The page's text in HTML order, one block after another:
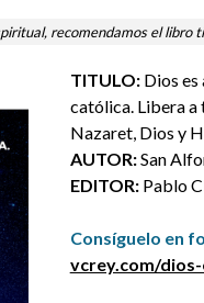
recomendamos el libro
TITULO:Dios es
católica. Libera a
Nazaret, Dios y
AUTOR:San
EDITOR:Pablo
Consíguelo en
vcrey.com/